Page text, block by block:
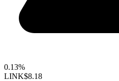
0.13%
LINK$8.18